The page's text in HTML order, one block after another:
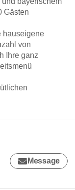
Gästen
hauseigene
von
Ihre ganz
Message